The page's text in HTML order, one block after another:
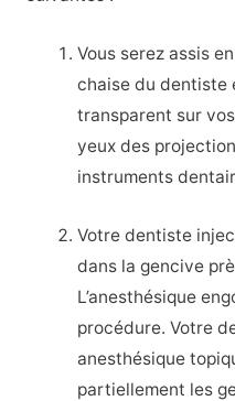
Vous serez assis
chaise du dentiste
transparent sur
yeux des
instruments
Votre dentiste
dans la gencive
L’anesthésique
procédure. Votre
anesthésique
partiellement les